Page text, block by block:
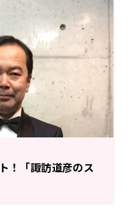
！「諏訪道彦のス